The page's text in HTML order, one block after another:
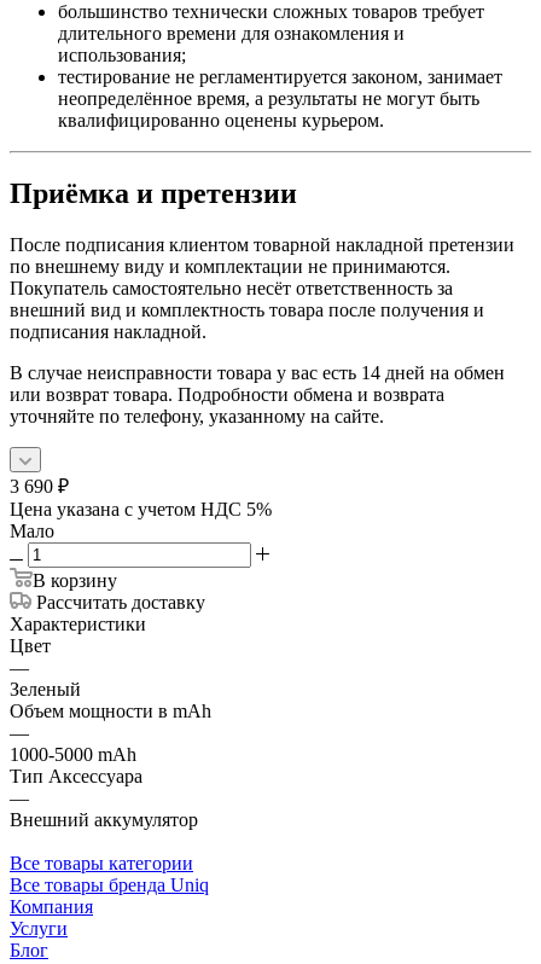
большинство технически сложных товаров требует
длительного времени для ознакомления и
использования;
тестирование не регламентируется законом, занимает
неопределённое время, а результаты не могут быть
квалифицированно оценены курьером.
Приёмка и претензии
После подписания клиентом товарной накладной претензии
по внешнему виду и комплектации не принимаются.
Покупатель самостоятельно несёт ответственность за
внешний вид и комплектность товара после получения и
подписания накладной.
В случае неисправности товара у вас есть 14 дней на обмен
или возврат товара. Подробности обмена и возврата
уточняйте по телефону, указанному на сайте.
3 690 ₽
Цена указана с учетом НДС 5%
Мало
В корзину
Рассчитать доставку
Характеристики
Цвет
—
Зеленый
Объем мощности в mAh
—
1000-5000 mAh
Тип Аксессуара
—
Внешний аккумулятор
Все товары категории
Все товары бренда Uniq
Компания
Услуги
Блог